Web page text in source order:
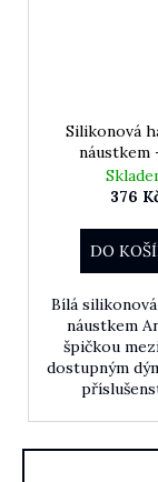
Silikonová
376
DO
Bílá
náustkem
špičkou
dostupným